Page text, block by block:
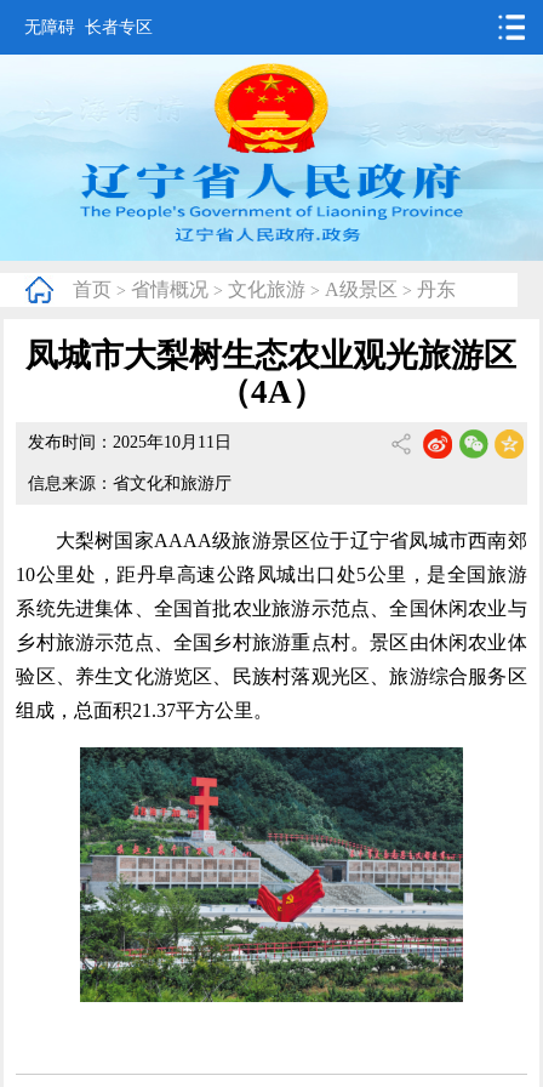
无障碍 长者专区
要闻动态
政务公开
互动交流
数据发布
首页 > 省情概况 > 文化旅游 > A级景区 > 丹东
凤城市大梨树生态农业观光旅游区
（4A）
发布时间：2025年10月11日
信息来源：省文化和旅游厅
大梨树国家AAAA级旅游景区位于辽宁省凤城市西南郊
10公里处，距丹阜高速公路凤城出口处5公里，是全国旅游
系统先进集体、全国首批农业旅游示范点、全国休闲农业与
乡村旅游示范点、全国乡村旅游重点村。景区由休闲农业体
验区、养生文化游览区、民族村落观光区、旅游综合服务区
组成，总面积21.37平方公里。